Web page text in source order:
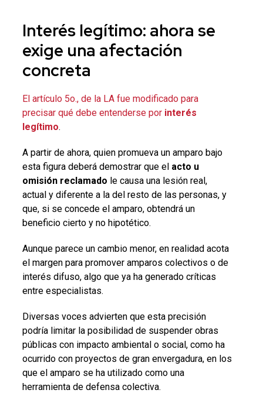
Interés legítimo: ahora se
exige una afectación
concreta
El artículo 5o., de la LA fue modificado para
precisar qué debe entenderse por interés
legítimo.
A partir de ahora, quien promueva un amparo bajo
esta figura deberá demostrar que el acto u
omisión reclamado le causa una lesión real,
actual y diferente a la del resto de las personas, y
que, si se concede el amparo, obtendrá un
beneficio cierto y no hipotético.
Aunque parece un cambio menor, en realidad acota
el margen para promover amparos colectivos o de
interés difuso, algo que ya ha generado críticas
entre especialistas.
Diversas voces advierten que esta precisión
podría limitar la posibilidad de suspender obras
públicas con impacto ambiental o social, como ha
ocurrido con proyectos de gran envergadura, en los
que el amparo se ha utilizado como una
herramienta de defensa colectiva.